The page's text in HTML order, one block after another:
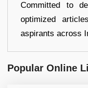
Committed to
optimized
aspirants across
Popular Online